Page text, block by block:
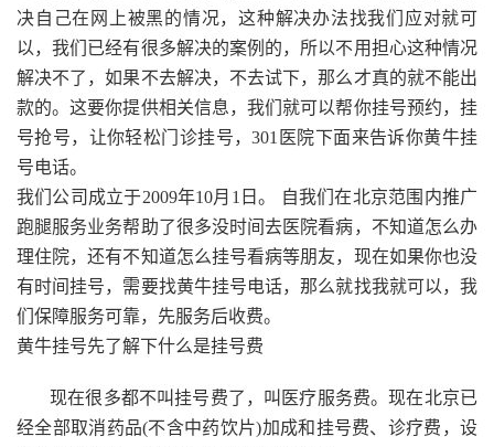
决自己在网上被黑的情况，这种解决办法找我们应对就可
以，我们已经有很多解决的案例的，所以不用担心这种情况
解决不了，如果不去解决，不去试下，那么才真的就不能出
款的。这要你提供相关信息，我们就可以帮你挂号预约，挂
号抢号，让你轻松门诊挂号，301医院下面来告诉你黄牛挂
号电话。
我们公司成立于2009年10月1日。 自我们在北京范围内推广
跑腿服务业务帮助了很多没时间去医院看病，不知道怎么办
理住院，还有不知道怎么挂号看病等朋友，现在如果你也没
有时间挂号，需要找黄牛挂号电话，那么就找我就可以，我
们保障服务可靠，先服务后收费。
黄牛挂号先了解下什么是挂号费
现在很多都不叫挂号费了，叫医疗服务费。现在北京已
经全部取消药品(不含中药饮片)加成和挂号费、诊疗费，设